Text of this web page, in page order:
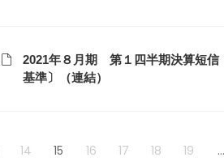
2021年８月期 第１四半期決算短信
基準〕（連結）
14 15 16 17 18 19 ...